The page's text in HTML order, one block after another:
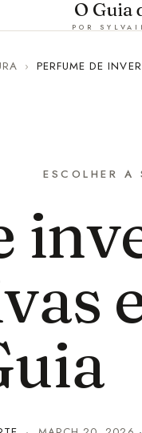
O Guia
POR
› PERFUME DE
ESCOLHER A